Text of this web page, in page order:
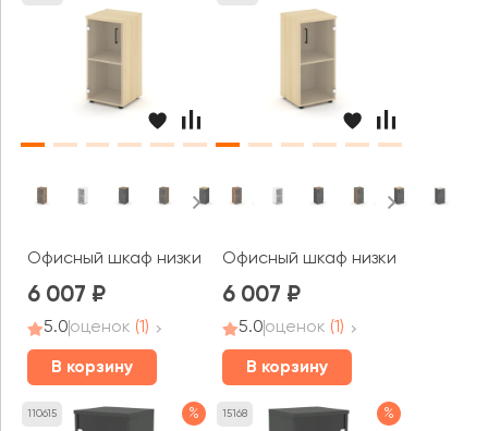
Офисный шкаф низкий узкий левый прозр. стекло
6 007
5.0оценок (1)
В корзину
Офисный шкаф низкий узкий
6 007
5.0оценок (1)
В корзину
110615 % 15168 %